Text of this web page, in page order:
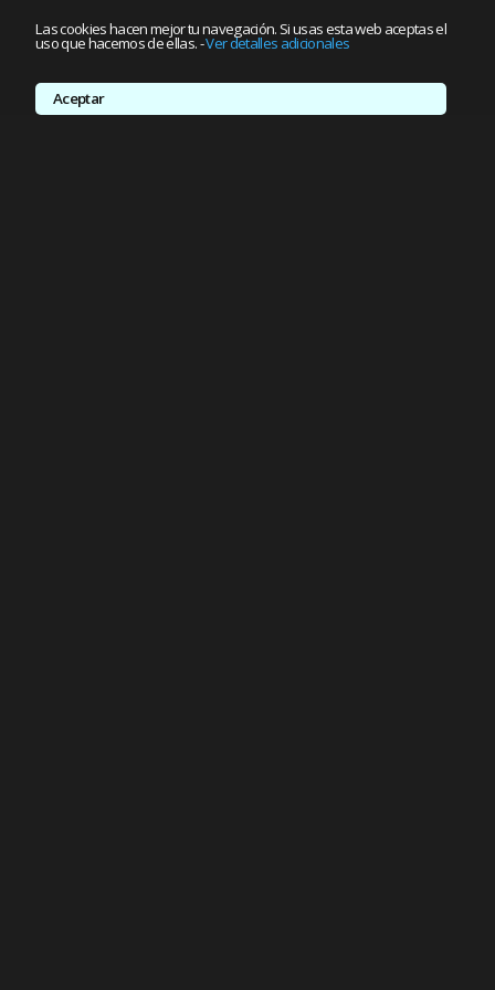
Las cookies hacen mejor tu navegación. Si usas esta web aceptas el
uso que hacemos de ellas.-Ver detalles adicionales
Aceptar